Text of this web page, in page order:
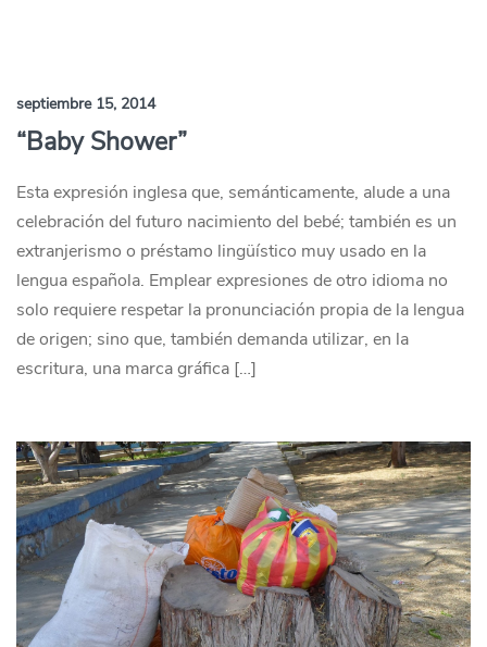
septiembre 15, 2014
“Baby Shower”
Esta expresión inglesa que, semánticamente, alude a una
celebración del futuro nacimiento del bebé; también es un
extranjerismo o préstamo lingüístico muy usado en la
lengua española. Emplear expresiones de otro idioma no
solo requiere respetar la pronunciación propia de la lengua
de origen; sino que, también demanda utilizar, en la
escritura, una marca gráfica […]